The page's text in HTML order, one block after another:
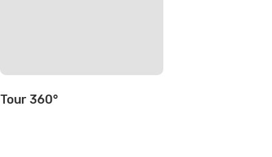
Tour 360°